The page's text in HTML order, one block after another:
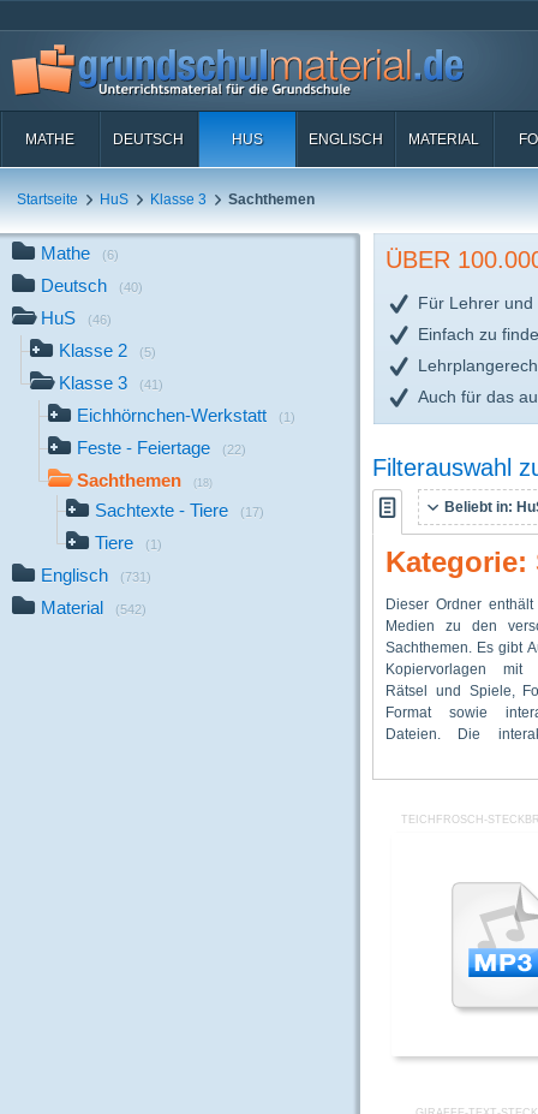
MATHE DEUTSCH HUS ENGLISCH MATERIAL
Startseite HuS Klasse 3 Sachthemen
Mathe (6)
Deutsch (40)
HuS (46)
Klasse 2 (5)
Klasse 3 (41)
Eichhörnchen-Werkstatt (1)
Feste - Feiertage (22)
Sachthemen (18)
Sachtexte - Tiere (17)
Tiere (1)
Englisch (731)
Material (542)
ÜBER
Für Lehrer und
Einfach zu
Auch für das
Filterauswahl
Beliebt in:
Kategorie:
Dieser Ordner
Medien zu den
Sachthemen. Es gibt
Kopiervorlagen mit
Rätsel und Spiele,
Format sowie
Dateien. Die
Dateien können
Klassenrechnern,
werden.
Medien gibt es für
„Biologie“. Sachtexte
Tieren, eine
Werkstatt“
Vorlagen für
vorhanden.
Medien findet man für
TEICHFROSCH-